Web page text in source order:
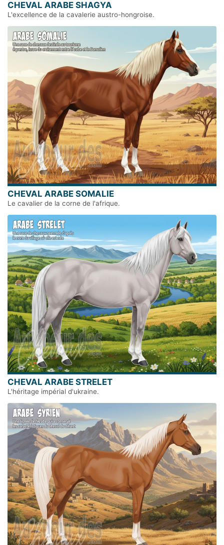
CHEVAL ARABE SHAGYA
L'excellence de la cavalerie austro-hongroise.
CHEVAL ARABE SOMALIE
Le cavalier de la corne de l'afrique.
CHEVAL ARABE STRELET
L'héritage impérial d'ukraine.